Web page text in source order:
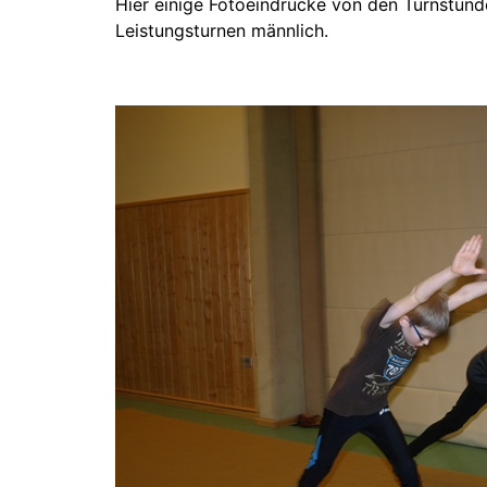
Hier einige Fotoeindrücke von den
Leistungsturnen männlich.